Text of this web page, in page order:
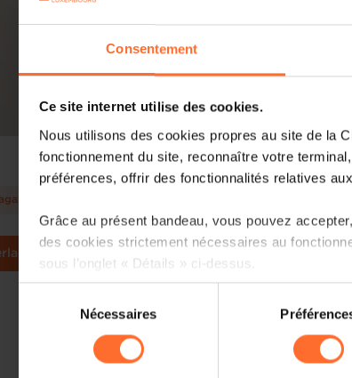
Consentement
Ce site internet utilise des cookies.
Nous utilisons des cookies propres au site de la
fonctionnement du site, reconnaître votre
préférences, offrir des fonctionnalités relatives
Grâce au présent bandeau, vous pouvez
des cookies strictement nécessaires au
sous l’onglet « Détails » ci-dessus.
Il est précisé que la navigation sur le site et
sociaux, sauvegarde des préférences de lecture
cas de refus de tous les cookies ou des cookies
consentement
Nécessaires